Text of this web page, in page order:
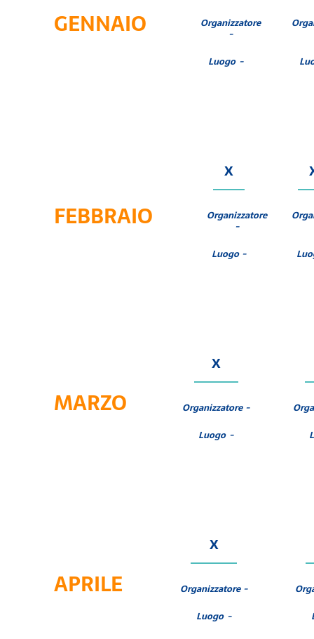
GENNAIO Organizzatore
-
Luogo -
FEBBRAIO
X
Organizzatore
-
Luogo -
MARZO
X
Organizzatore -
Luogo -
APRILE
X
Organizzatore -
Luogo -